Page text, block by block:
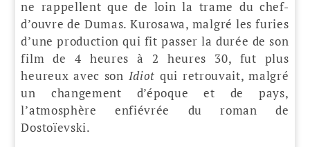
ne rappellent que de loin la trame du chef-
d’ouvre de Dumas. Kurosawa, malgré les furies
d’une production qui fit passer la durée de son
film de 4 heures à 2 heures 30, fut plus
heureux avec son Idiot qui retrouvait, malgré
un changement d’époque et de pays,
l’atmosphère enfiévrée du roman de
Dostoïevski.